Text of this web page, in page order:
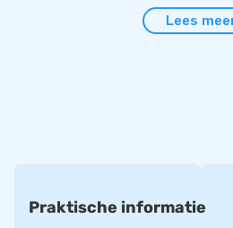
zijn zeer makkelijk en snel te
in de tuin en daarom ook uitermate
van 70 liter. Deze vul je simpelweg
Lees
Praktische informatie